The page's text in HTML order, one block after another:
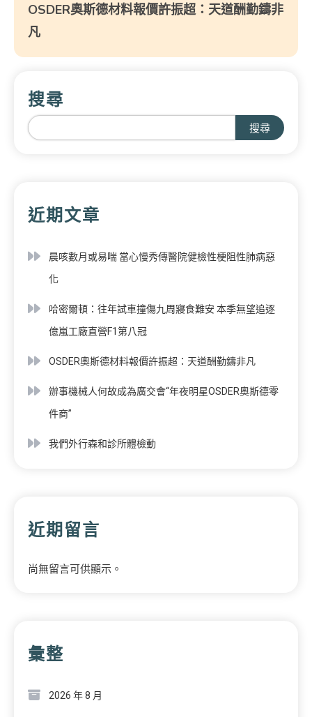
OSDER奧斯德材料報價許振超：天道酬勤鑄非
凡
搜尋
搜尋
近期文章
晨咳數月或易喘 當心慢秀傳醫院健檢性梗阻性肺病惡
化
哈密爾頓：往年試車撞傷九周寢食難安 本季無望追逐
億嵐工廠直營F1第八冠
OSDER奧斯德材料報價許振超：天道酬勤鑄非凡
辦事機械人何故成為廣交會“年夜明星OSDER奧斯德零
件商”
我們外行森和診所體檢動
近期留言
尚無留言可供顯示。
彙整
2026 年 8 月